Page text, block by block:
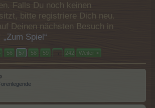
Falls Du noch keinen
bitte registriere Dich neu.
Deinen nächsten Besuch in
„Zum Spiel“
56 57 58 59 → 242 Weiter >